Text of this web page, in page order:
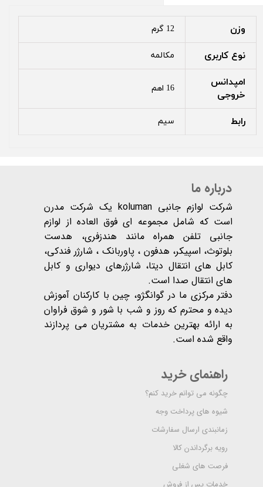
وزن 12 گرم
نوع کاربری مکالمه
امپدانس
خروجی
16 اهم
رابط سیم
درباره ما
شرکت لوازم جانبی koluman یک شرکت مدرن
است که شامل مجموعه ای فوق العاده از لوازم
جانبی تلفن همراه مانند هندزفری، هدست
بلوتوث، اسپیکر، هدفون ، پاوربانک ، شارژر فندکی،
کابل های انتقال دیتا، شارژرهای دیواری و کابل
های انتقال صدا است.
دفتر مرکزی ما در گوانگژو، چین با کارکنان آموزش
دیده و محترم که روز و شب با شور و شوق فراوان
به ارائه بهترین خدمات به مشتریان می پردازند
واقع شده است​​​​​​​.
راهنمای خرید
چگونه می توانم خرید کنم؟
شیوه های پرداخت وجه
زمانبندی ارسال سفارشات
رویه برگرداندن کالا
فرصت های شغلی
خدمات پس از فروش